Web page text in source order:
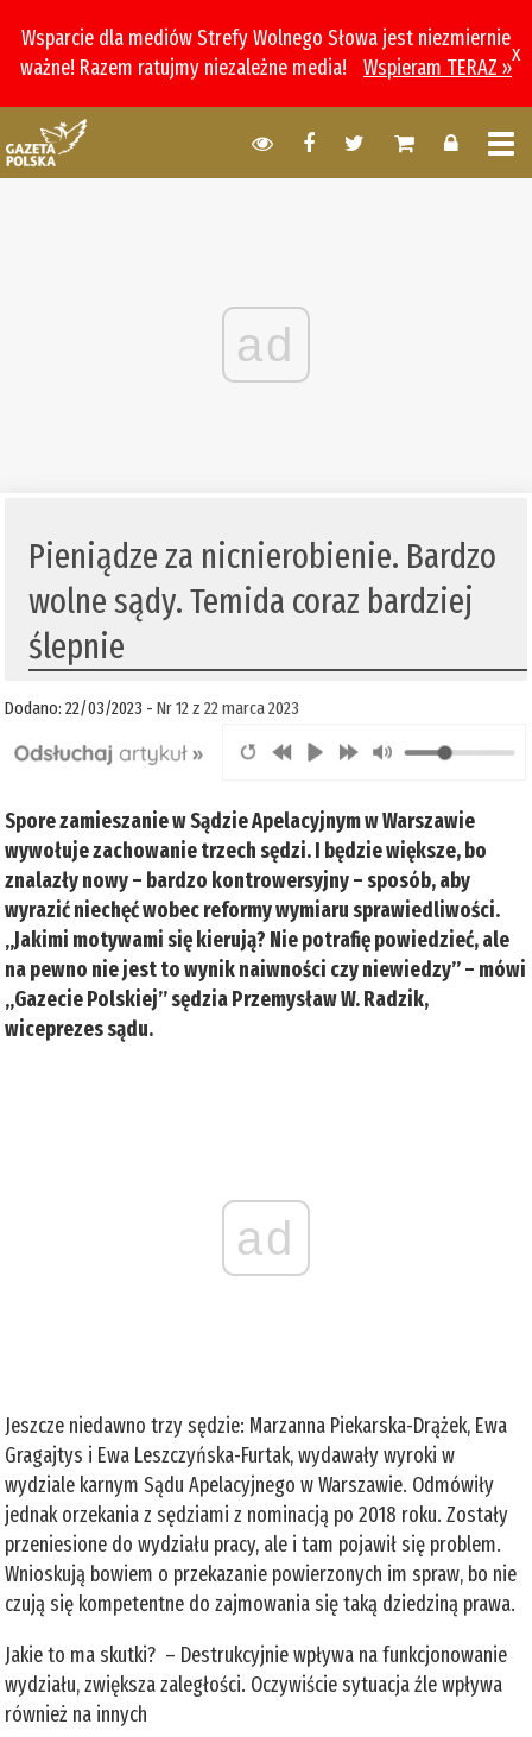
Wsparcie dla mediów Strefy Wolnego Słowa jest niezmiernie
ważne! Razem ratujmy niezależne media!
Wspieram TERAZ »
x
ad
Pieniądze za nicnierobienie. Bardzo
wolne sądy. Temida coraz bardziej
ślepnie
Dodano: 22/03/2023 -Nr 12 z 22 marca 2023
Spore zamieszanie w Sądzie Apelacyjnym w Warszawie
wywołuje zachowanie trzech sędzi. I będzie większe, bo
znalazły nowy – bardzo kontrowersyjny – sposób, aby
wyrazić niechęć wobec reformy wymiaru sprawiedliwości.
„Jakimi motywami się kierują? Nie potrafię powiedzieć, ale
na pewno nie jest to wynik naiwności czy niewiedzy” – mówi
„Gazecie Polskiej” sędzia Przemysław W. Radzik,
wiceprezes sądu.
ad
Jeszcze niedawno trzy sędzie: Marzanna Piekarska-Drążek, Ewa
Gragajtys i Ewa Leszczyńska-Furtak, wydawały wyroki w
wydziale karnym Sądu Apelacyjnego w Warszawie. Odmówiły
jednak orzekania z sędziami z nominacją po 2018 roku. Zostały
przeniesione do wydziału pracy, ale i tam pojawił się problem.
Wnioskują bowiem o przekazanie powierzonych im spraw, bo nie
czują się kompetentne do zajmowania się taką dziedziną prawa.
Jakie to ma skutki? – Destrukcyjnie wpływa na funkcjonowanie
wydziału, zwiększa zaległości. Oczywiście sytuacja źle wpływa
również na innych